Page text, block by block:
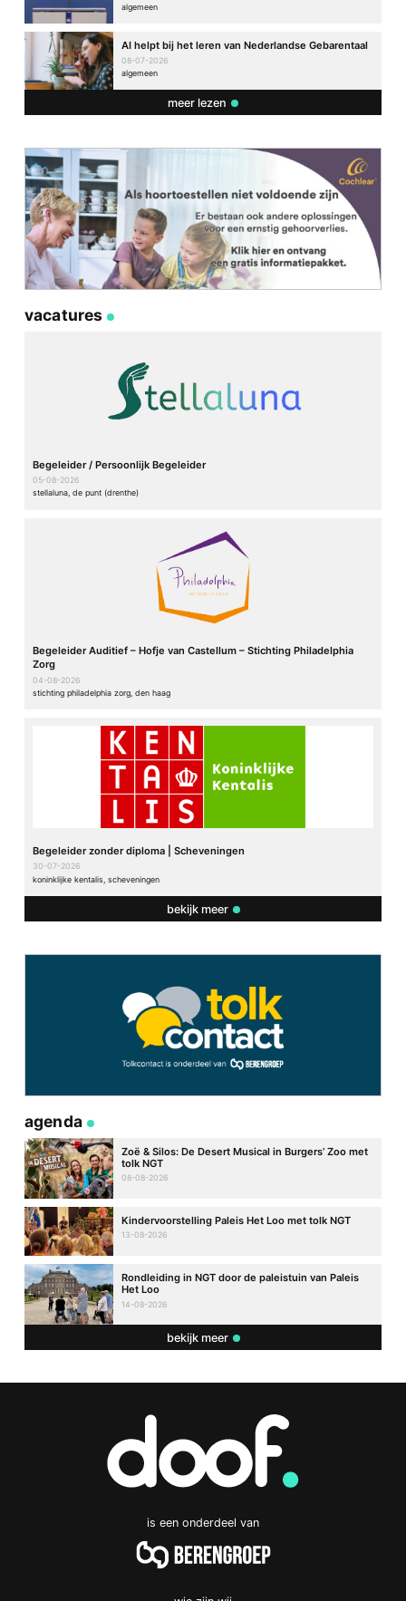
algemeen
AI helpt bij het leren van Nederlandse Gebarentaal
08-07-2026
algemeen
meer lezen
vacatures
Begeleider / Persoonlijk Begeleider
05-08-2026
stellaluna, de punt (drenthe)
Begeleider Auditief – Hofje van Castellum – Stichting Philadelphia
Zorg
04-08-2026
stichting philadelphia zorg, den haag
Begeleider zonder diploma | Scheveningen
30-07-2026
koninklijke kentalis, scheveningen
bekijk meer
agenda
Zoë & Silos: De Desert Musical in Burgers’ Zoo met
tolk NGT
08-08-2026
Kindervoorstelling Paleis Het Loo met tolk NGT
13-08-2026
Rondleiding in NGT door de paleistuin van Paleis
Het Loo
14-08-2026
bekijk meer
is een onderdeel van